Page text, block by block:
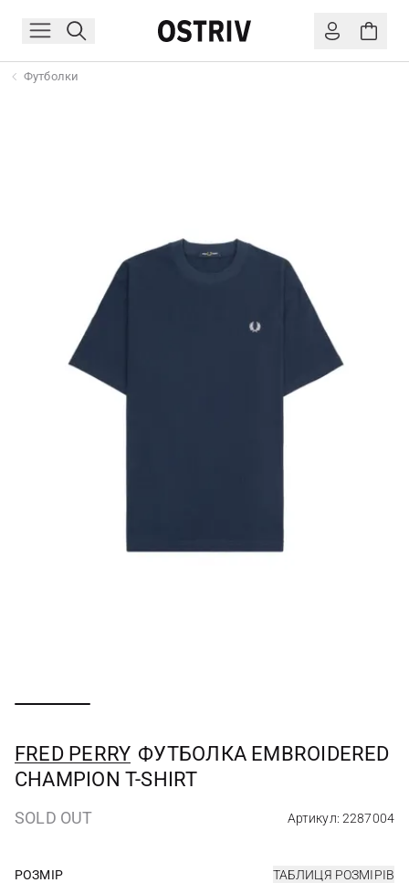
Футболки
FRED PERRY ФУТБОЛКА EMBROIDERED
CHAMPION T-SHIRT
SOLD OUT Артикул: 2287004
РОЗМІР ТАБЛИЦЯ РОЗМІРІВ